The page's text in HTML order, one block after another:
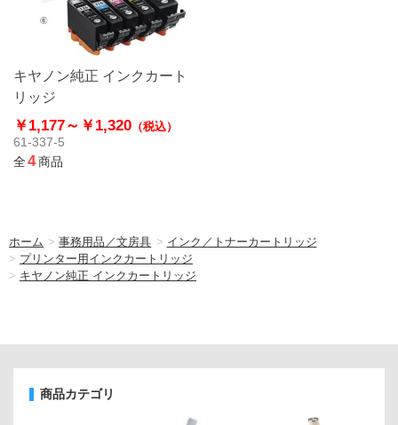
キヤノン純正 インクカート
リッジ
￥1,177～ ￥1,320 （税込）
61-337-5
全4商品
ホーム >事務用品／文房具 > インク／トナーカートリッジ
> プリンター用インクカートリッジ
> キヤノン純正 インクカートリッジ
商品カテゴリ